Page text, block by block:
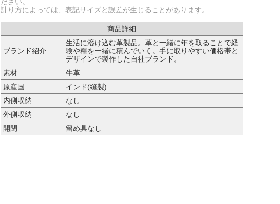
計り方によっては、表記サイズと誤差が生じることがあります。
商品詳細
ブランド紹介
生活に溶け込む革製品。革と一緒に年を取ることで経
験や糧を一緒に積んでいく。手に取りやすい価格帯と
デザインで製作した自社ブランド。
素材
牛革
原産国
インド(縫製)
内側収納
なし
外側収納
なし
開閉
留め具なし